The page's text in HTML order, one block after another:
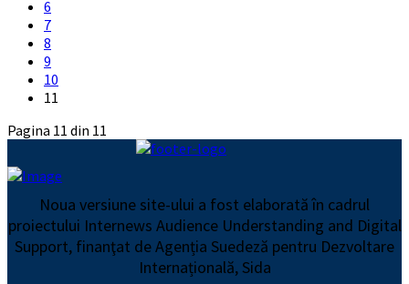
6
7
8
9
10
11
Pagina 11 din 11
Noua versiune site-ului a fost elaborată în cadrul
proiectului Internews Audience Understanding and Digital
Support, finanţat de Agenția Suedeză pentru Dezvoltare
Internațională, Sida